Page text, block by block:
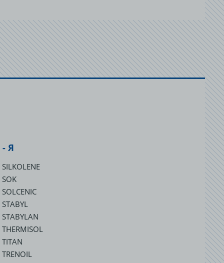
- Я
SILKOLENE
SOK
SOLCENIC
STABYL
STABYLAN
THERMISOL
TITAN
TRENOIL